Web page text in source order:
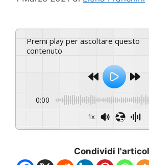
Premi play per ascoltare questo
contenuto
0:00
1x
Condividi